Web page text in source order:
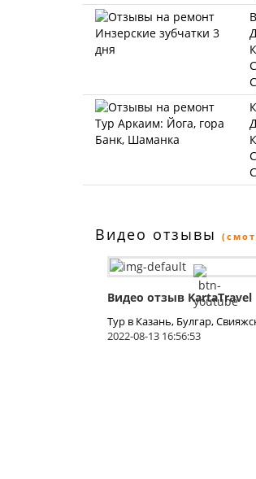
Видео отзывы
Видео отзыв KartaTravel
Тур в Казань, Булгар,
2022-08-13 16:56:53